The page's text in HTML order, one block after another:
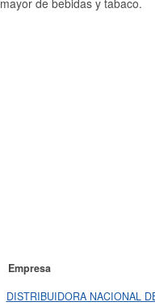
mayor de bebidas y tabaco.
Empresa
DISTRIBUIDORA NACIONAL